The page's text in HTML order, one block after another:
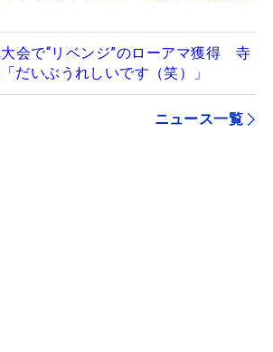
会で“リベンジ”のローアマ獲得 寺
だいぶうれしいです（笑）」
ニュース一覧